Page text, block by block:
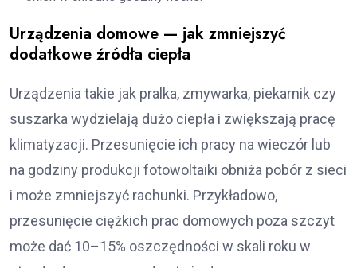
Urządzenia domowe — jak zmniejszyć
dodatkowe źródła ciepła
Urządzenia takie jak pralka, zmywarka, piekarnik czy
suszarka wydzielają dużo ciepła i zwiększają pracę
klimatyzacji. Przesunięcie ich pracy na wieczór lub
na godziny produkcji fotowoltaiki obniża pobór z sieci
i może zmniejszyć rachunki. Przykładowo,
przesunięcie ciężkich prac domowych poza szczyt
może dać 10–15% oszczędności w skali roku w